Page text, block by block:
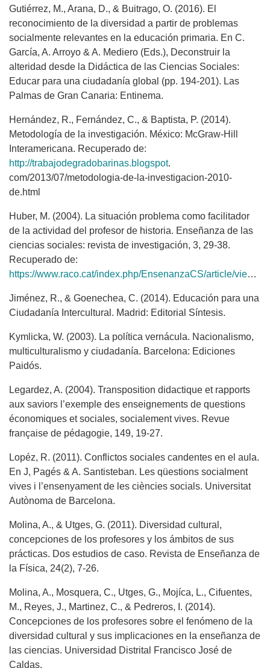
Gutiérrez, M., Arana, D., & Buitrago, O. (2016). El
reconocimiento de la diversidad a partir de problemas
socialmente relevantes en la educación primaria. En C.
García, A. Arroyo & A. Mediero (Eds.), Deconstruir la
alteridad desde la Didáctica de las Ciencias Sociales:
Educar para una ciudadanía global (pp. 194-201). Las
Palmas de Gran Canaria: Entinema.
Hernández, R., Fernández, C., & Baptista, P. (2014).
Metodología de la investigación. México: McGraw-Hill
Interamericana. Recuperado de:
http://trabajodegradobarinas.blogspot.
com/2013/07/metodologia-de-la-investigacion-2010-
de.html
Huber, M. (2004). La situación problema como facilitador
de la actividad del profesor de historia. Enseñanza de las
ciencias sociales: revista de investigación, 3, 29-38.
Recuperado de:
https://www.raco.cat/index.php/EnsenanzaCS/article/view/126179
Jiménez, R., & Goenechea, C. (2014). Educación para una
Ciudadanía Intercultural. Madrid: Editorial Síntesis.
Kymlicka, W. (2003). La política vernácula. Nacionalismo,
multiculturalismo y ciudadanía. Barcelona: Ediciones
Paidós.
Legardez, A. (2004). Transposition didactique et rapports
aux saviors l’exemple des enseignements de questions
économiques et sociales, socialement vives. Revue
française de pédagogie, 149, 19-27.
Lopéz, R. (2011). Conflictos sociales candentes en el aula.
En J, Pagés & A. Santisteban. Les qüestions socialment
vives i l’ensenyament de les ciències socials. Universitat
Autònoma de Barcelona.
Molina, A., & Utges, G. (2011). Diversidad cultural,
concepciones de los profesores y los ámbitos de sus
prácticas. Dos estudios de caso. Revista de Enseñanza de
la Física, 24(2), 7-26.
Molina, A., Mosquera, C., Utges, G., Mojíca, L., Cifuentes,
M., Reyes, J., Martinez, C., & Pedreros, I. (2014).
Concepciones de los profesores sobre el fenómeno de la
diversidad cultural y sus implicaciones en la enseñanza de
las ciencias. Universidad Distrital Francisco José de
Caldas.